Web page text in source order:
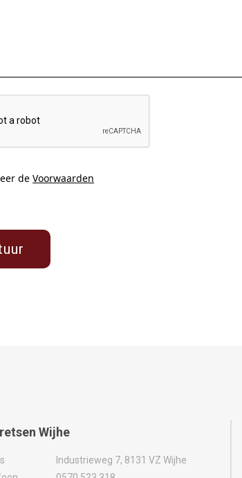
deVoorwaarden
Wijhe
Industrieweg 7, 8131 VZ Wijhe